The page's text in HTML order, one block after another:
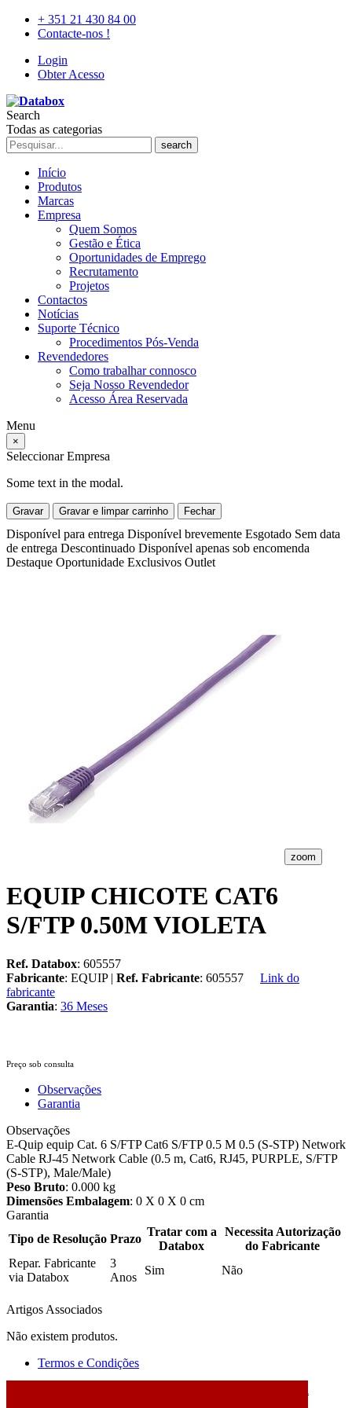
+ 351 21 430 84 00
Contacte-nos !
Login
Obter Acesso
Search
Todas as categorias
search
Início
Produtos
Marcas
Empresa
Quem Somos
Gestão e Ética
Oportunidades de Emprego
Recrutamento
Projetos
Contactos
Notícias
Suporte Técnico
Procedimentos Pós-Venda
Revendedores
Como trabalhar connosco
Seja Nosso Revendedor
Acesso Área Reservada
Menu
×
Seleccionar Empresa
Some text in the modal.
Gravar Gravar e limpar carrinho Fechar
Disponível para entrega Disponível brevemente Esgotado Sem data
de entrega Descontinuado Disponível apenas sob encomenda
Destaque Oportunidade Exclusivos Outlet
zoom
EQUIP CHICOTE CAT6
S/FTP 0.50M VIOLETA
Ref. Databox: 605557
Fabricante: EQUIP | Ref. Fabricante: 605557
Link do
fabricante
Garantia: 36 Meses
Preço sob consulta
Observações
Garantia
Observações
E-Quip equip Cat. 6 S/FTP Cat6 S/FTP 0.5 M 0.5 (S-STP) Network
Cable RJ-45 Network Cable (0.5 m, Cat6, RJ45, PURPLE, S/FTP
(S-STP), Male/Male)
Peso Bruto: 0.000 kg
Dimensões Embalagem: 0 X 0 X 0 cm
Garantia
Tipo de Resolução Prazo
Tratar com a
Databox
Necessita Autorização
do Fabricante
Repar. Fabricante
via Databox
3
Anos
Sim Não
Artigos Associados
Não existem produtos.
Termos e Condições